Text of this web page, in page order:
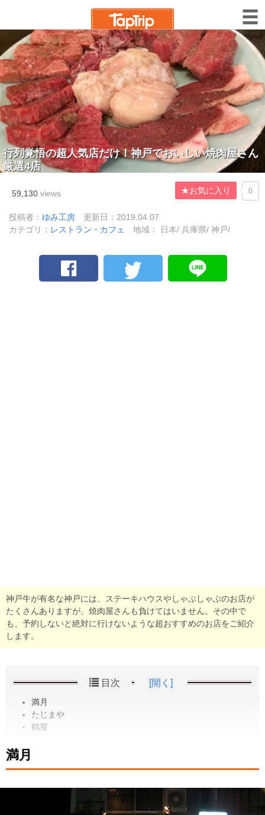
行列覚悟の超人気店だけ！神戸でおいしい焼肉屋さん
厳選4店
59,130 views ★お気に入り 0
投稿者： ゆみ工房
更新日：2019.04.07
カテゴリ： レストラン・カフェ 地域： 日本/ 兵庫県/ 神戸/
神戸牛が有名な神戸には、ステーキハウスやしゃぶしゃぶのお店が
たくさんありますが、焼肉屋さんも負けてはいません。その中で
も、予約しないと絶対に行けないような超おすすめのお店をご紹介
します。
目次 [開く]
満月
たじまや
鶴屋
満月